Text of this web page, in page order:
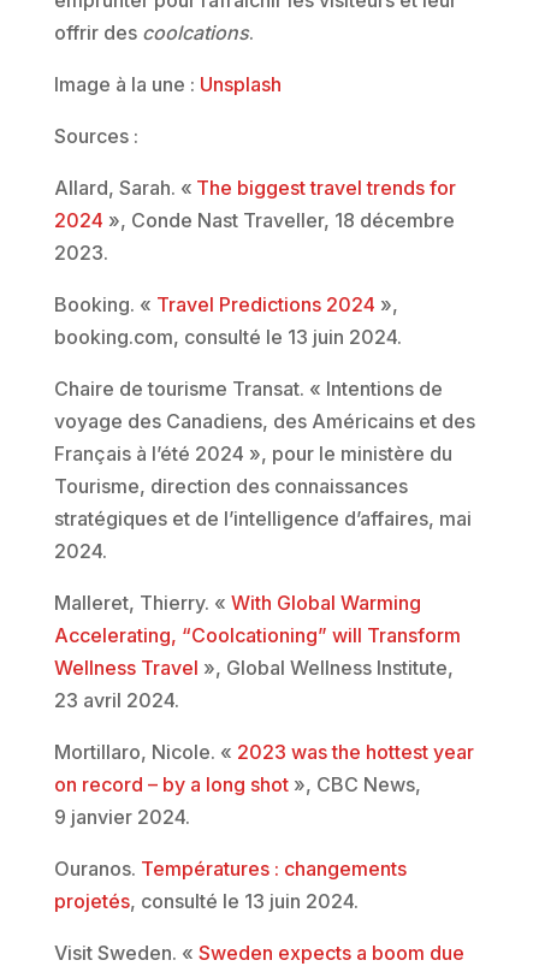
offrir des coolcations.
Image à la une : Unsplash
Sources :
Allard, Sarah. « The biggest travel trends for
2024 », Conde Nast Traveller, 18 décembre
2023.
Booking. « Travel Predictions 2024 »,
booking.com, consulté le 13 juin 2024.
Chaire de tourisme Transat. « Intentions de
voyage des Canadiens, des Américains et des
Français à l’été 2024 », pour le ministère du
Tourisme, direction des connaissances
stratégiques et de l’intelligence d’affaires, mai
2024.
Malleret, Thierry. « With Global Warming
Accelerating, “Coolcationing” will Transform
Wellness Travel », Global Wellness Institute,
23 avril 2024.
Mortillaro, Nicole. « 2023 was the hottest year
on record – by a long shot», CBC News,
9 janvier 2024.
Ouranos. Températures : changements
projetés, consulté le 13 juin 2024.
Visit Sweden. « Sweden expects a boom due